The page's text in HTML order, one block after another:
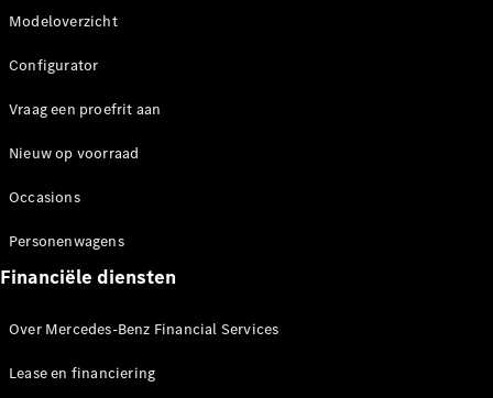
Mercedes-
eVito
Alle eVito
Bestelwagen
eVito
Tourer
Modeloverzicht
Configurator
Vraag een proefrit aan
Nieuw op voorraad
Occasions
Personenwagens
Financiële diensten
Over Mercedes-Benz Financial Services
Lease en financiering